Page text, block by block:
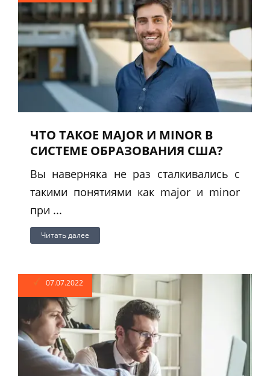
ЧТО ТАКОЕ MAJOR И MINOR В
СИСТЕМЕ ОБРАЗОВАНИЯ США?
Вы наверняка не раз сталкивались с
такими понятиями как major и minor
при ...
Читать далее
07.07.2022